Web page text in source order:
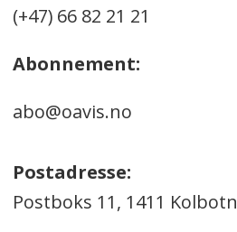
(+47) 66 82 21 21
Abonnement:
abo@oavis.no
Postadresse:
Postboks 11, 1411 Kolbotn